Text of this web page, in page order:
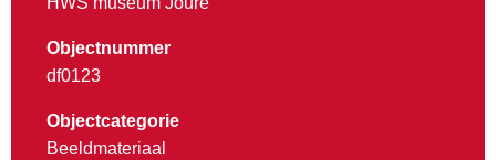
Objectnummer
df0123
Objectcategorie
Beeldmateriaal